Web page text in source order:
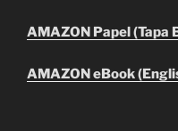
AMAZON Papel (Tapa
AMAZON eBook